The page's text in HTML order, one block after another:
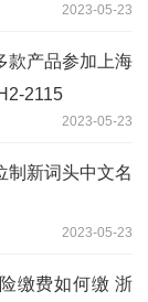
2023-05-23
款产品参加上海
2115
2023-05-23
制新词头中文名
2023-05-23
缴费如何缴 浙